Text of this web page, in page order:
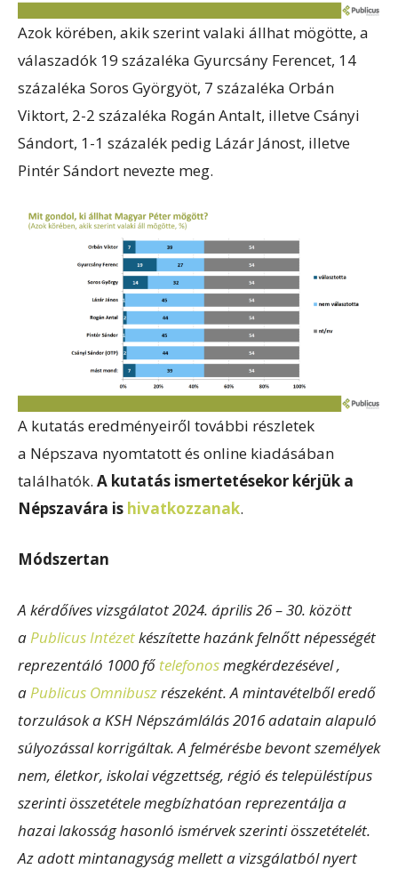
Azok körében, akik szerint valaki állhat mögötte, a
válaszadók 19 százaléka Gyurcsány Ferencet, 14
százaléka Soros Györgyöt, 7 százaléka Orbán
Viktort, 2-2 százaléka Rogán Antalt, illetve Csányi
Sándort, 1-1 százalék pedig Lázár Jánost, illetve
Pintér Sándort nevezte meg.
A kutatás eredményeiről további részletek
a Népszava nyomtatott és online kiadásában
találhatók. A kutatás ismertetésekor kérjük a
Népszavára is hivatkozzanak.
Módszertan
A kérdőíves vizsgálatot 2024. április 26 – 30. között
a Publicus Intézetkészítette hazánk felnőtt népességét
reprezentáló 1000 fő telefonosmegkérdezésével ,
a Publicus Omnibuszrészeként. A mintavételből eredő
torzulások a KSH Népszámlálás 2016 adatain alapuló
súlyozással korrigáltak. A felmérésbe bevont személyek
nem, életkor, iskolai végzettség, régió és településtípus
szerinti összetétele megbízhatóan reprezentálja a
hazai lakosság hasonló ismérvek szerinti összetételét.
Az adott mintanagyság mellett a vizsgálatból nyert